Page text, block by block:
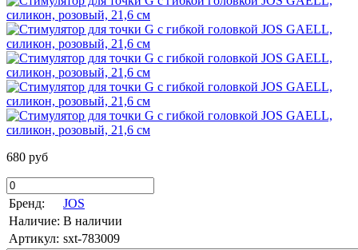
680 руб
Бренд:
JOS
Наличие: В наличии
Артикул: sxt-783009